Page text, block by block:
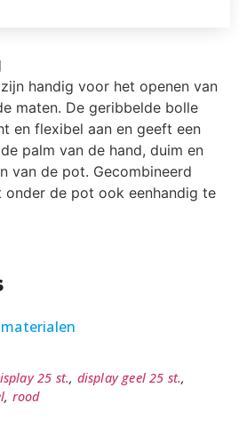
handig voor het openen van
maten. De geribbelde bolle
en flexibel aan en geeft een
palm van de hand, duim en
van de pot. Gecombineerd
onder de pot ook eenhandig te
25 st., display geel 25 st.,
, rood